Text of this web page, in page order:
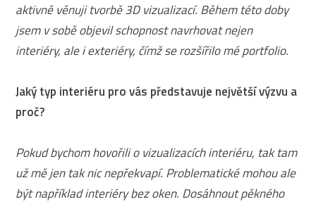
aktivně věnuji tvorbě 3D vizualizací. Během této doby
jsem v sobě objevil schopnost navrhovat nejen
interiéry, ale i exteriéry, čímž se rozšířilo mé portfolio.
Jaký typ interiéru pro vás představuje největší výzvu a
proč?
Pokud bychom hovořili o vizualizacích interiéru, tak tam
už mě jen tak nic nepřekvapí. Problematické mohou ale
být například interiéry bez oken. Dosáhnout pěkného